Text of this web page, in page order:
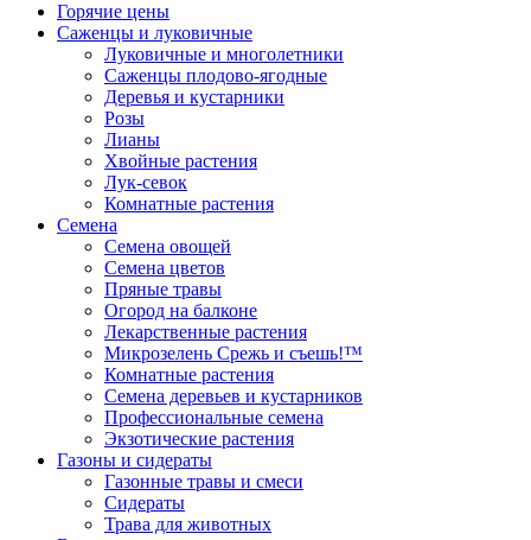
Горячие цены
Саженцы и луковичные
Луковичные и многолетники
Саженцы плодово-ягодные
Деревья и кустарники
Розы
Лианы
Хвойные растения
Лук-севок
Комнатные растения
Семена
Семена овощей
Семена цветов
Пряные травы
Огород на балконе
Лекарственные растения
Микрозелень Срежь и съешь!™
Комнатные растения
Семена деревьев и кустарников
Профессиональные семена
Экзотические растения
Газоны и сидераты
Газонные травы и смеси
Сидераты
Трава для животных